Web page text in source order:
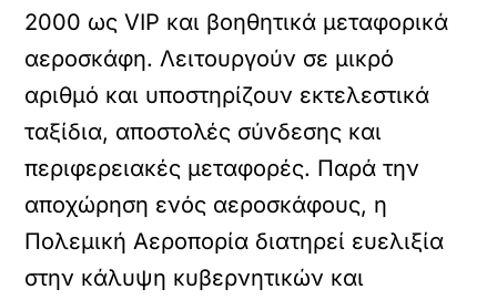
2000 ως VIP και βοηθητικά μεταφορικά
αεροσκάφη. Λειτουργούν σε μικρό
αριθμό και υποστηρίζουν εκτελεστικά
ταξίδια, αποστολές σύνδεσης και
περιφερειακές μεταφορές. Παρά την
αποχώρηση ενός αεροσκάφους, η
Πολεμική Αεροπορία διατηρεί ευελιξία
στην κάλυψη κυβερνητικών και